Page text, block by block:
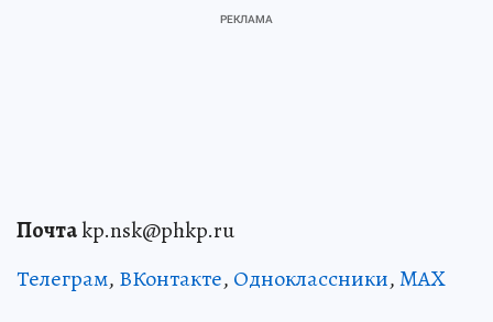
Почтаkp.nsk@phkp.ru
Телеграм, ВКонтакте, Одноклассники,MAX